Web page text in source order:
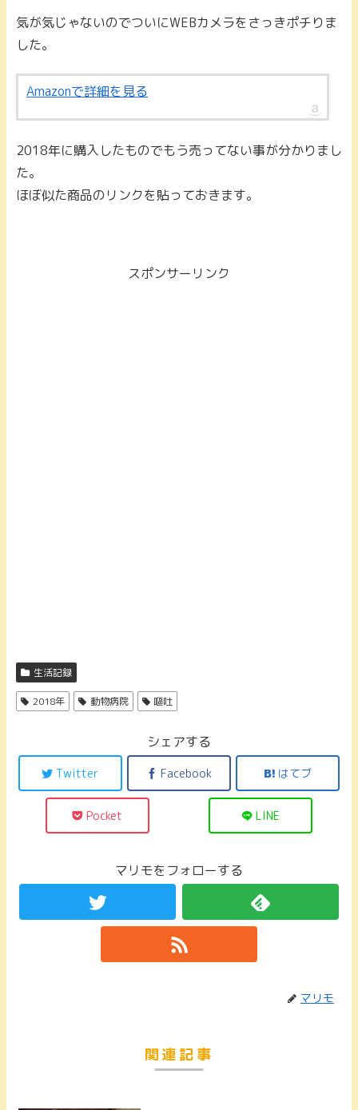
気が気じゃないのでついにWEBカメラをさっきポチりま
した。
Amazonで詳細を見る
2018年に購入したものでもう売ってない事が分かりまし
た。
ほぼ似た商品のリンクを貼っておきます。
スポンサーリンク
生活記録
2018年 動物病院 嘔吐
シェアする
Twitter Facebook はてブ
Pocket LINE
マリモをフォローする
マリモ
関連記事